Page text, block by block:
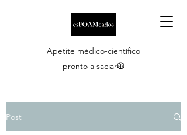
Apetite médico-científico
pronto a saciar🥼
Post